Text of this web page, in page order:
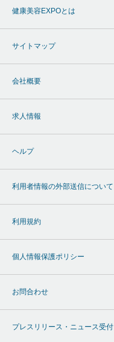
健康美容EXPOとは
サイトマップ
会社概要
求人情報
ヘルプ
利用者情報の外部送信について
利用規約
個人情報保護ポリシー
お問合わせ
プレスリリース・ニュース受付